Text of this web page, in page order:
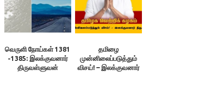
வெருளி நோய்கள் 1381
-1385: இலக்குவனார்
திருவள்ளுவன்
தமிழை
முன்னிலைப்படுத்தும்
விசய்! – இலக்குவனார்